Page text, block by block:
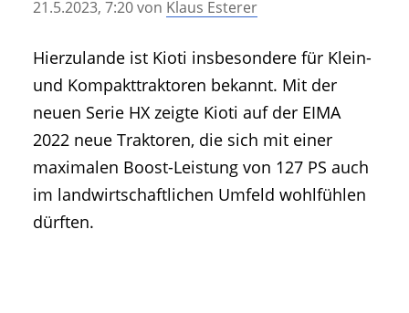
• Geschichte und Geschichten
• Mitteilung der Redaktion
• Agritechnica Neuheiten Archiv
• Artikel nach Hersteller/Marke
21.5.2023, 7:20von Klaus Esterer
Hierzulande ist Kioti insbesondere für Klein-
und Kompakttraktoren bekannt. Mit der
neuen Serie HX zeigte Kioti auf der EIMA
2022 neue Traktoren, die sich mit einer
maximalen Boost-Leistung von 127 PS auch
im landwirtschaftlichen Umfeld wohlfühlen
dürften.